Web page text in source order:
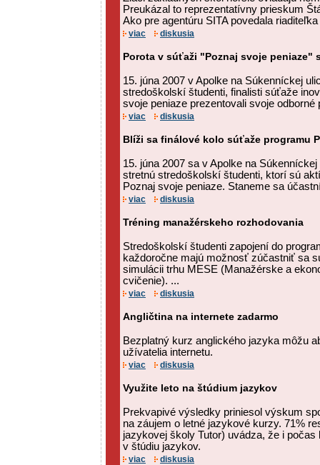
Preukázal to reprezentatívny prieskum
Ako pre agentúru SITA povedala
viac diskusia
Porota v súťaži "Poznaj svoje peniaze"
15. júna 2007 v Apolke na Súkenníckej
stredoškolskí študenti, finalisti súťaže
svoje peniaze prezentovali svoje odborné
viac diskusia
Blíži sa finálové kolo súťaže programu
15. júna 2007 sa v Apolke na
stretnú stredoškolskí študenti, ktorí sú
Poznaj svoje peniaze. Staneme sa
viac diskusia
Tréning manažérskeho rozhodovania
Stredoškolskí študenti zapojení do
každoročne majú možnosť zúčastniť sa
simulácii trhu MESE (Manažérske a
cvičenie). ...
viac diskusia
Angličtina na internete zadarmo
Bezplatný kurz anglického jazyka môžu
užívatelia internetu.
viac diskusia
Využite leto na štúdium jazykov
Prekvapivé výsledky priniesol výskum
na záujem o letné jazykové kurzy. 71%
jazykovej školy Tutor) uvádza, že i
v štúdiu jazykov.
viac diskusia